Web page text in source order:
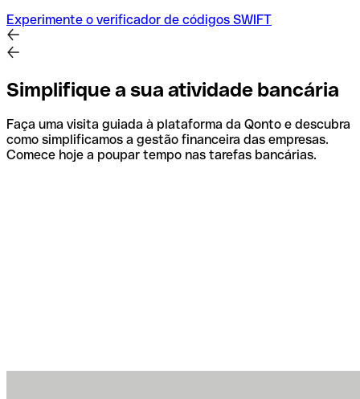
Experimente o verificador de códigos SWIFT
Simplifique a sua atividade bancária
Faça uma visita guiada à plataforma da Qonto e descubra
como simplificamos a gestão financeira das empresas.
Comece hoje a poupar tempo nas tarefas bancárias.